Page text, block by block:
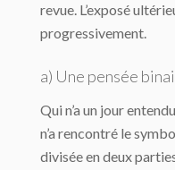
revue. L’exposé
progressivement.
a) Une pensée
Qui n’a un jour
n’a rencontré le
divisée en deux